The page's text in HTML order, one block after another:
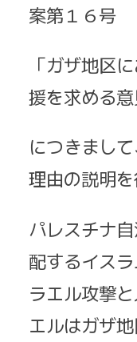
案第１６号
「ガザ地区
援を求める意
につきまし
理由の説明を
パレスチナ
配するイス
ラエル攻撃
エルはガザ